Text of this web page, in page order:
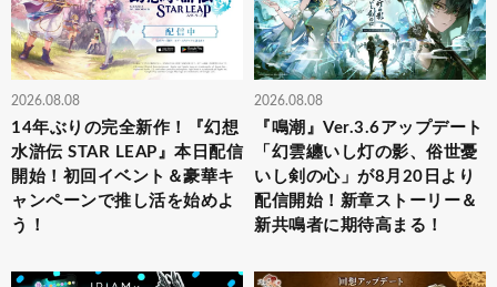
2026.08.08
14年ぶりの完全新作！『幻想
水滸伝 STAR LEAP』本日配信
開始！初回イベント＆豪華キ
ャンペーンで推し活を始めよ
う！
2026.08.08
『鳴潮』Ver.3.6アップデート
「幻雲纏いし灯の影、俗世憂
いし剣の心」が8月20日より
配信開始！新章ストーリー＆
新共鳴者に期待高まる！